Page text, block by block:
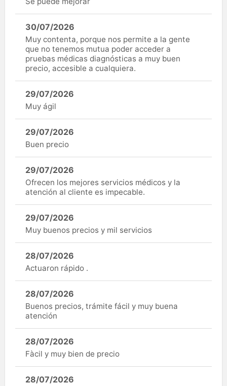
30/07/2026
Muy contenta, porque nos permite a la gente
que no tenemos mutua poder acceder a
pruebas médicas diagnósticas a muy buen
precio, accesible a cualquiera.
29/07/2026
Muy ágil
29/07/2026
Buen precio
29/07/2026
Ofrecen los mejores servicios médicos y la
atención al cliente es impecable.
29/07/2026
Muy buenos precios y mil servicios
28/07/2026
Actuaron rápido .
28/07/2026
Buenos precios, trámite fácil y muy buena
atención
28/07/2026
Fàcil y muy bien de precio
28/07/2026